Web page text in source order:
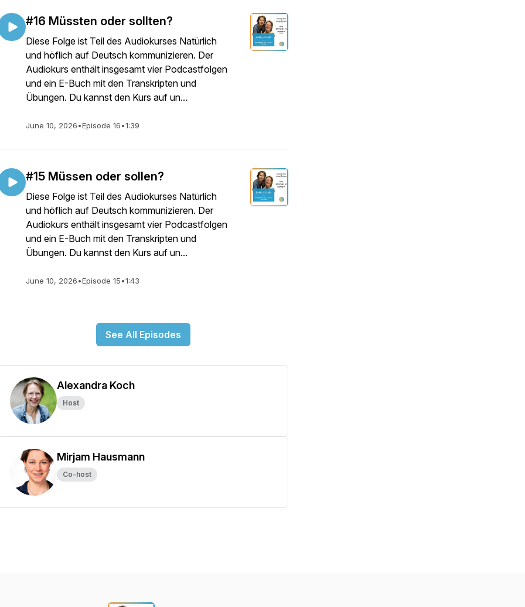
#16 Müssten oder sollten?
Diese Folge ist Teil des Audiokurses Natürlich
und höflich auf Deutsch kommunizieren. Der
Audiokurs enthält insgesamt vier Podcastfolgen
und ein E-Buch mit den Transkripten und
Übungen. Du kannst den Kurs auf un...
June 10, 2026•Episode 16•1:39
#15 Müssen oder sollen?
Diese Folge ist Teil des Audiokurses Natürlich
und höflich auf Deutsch kommunizieren. Der
Audiokurs enthält insgesamt vier Podcastfolgen
und ein E-Buch mit den Transkripten und
Übungen. Du kannst den Kurs auf un...
June 10, 2026•Episode 15•1:43
See All Episodes
Alexandra Koch
Host
Mirjam Hausmann
Co-host